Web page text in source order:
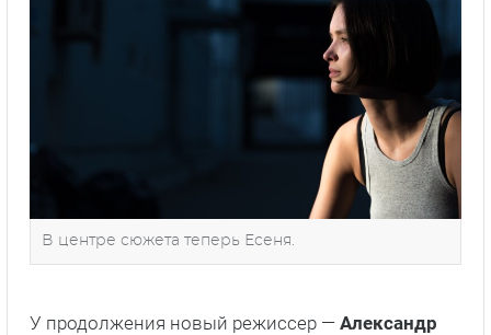
В центре сюжета теперь Есеня.
У продолжения новый режиссер — Александр